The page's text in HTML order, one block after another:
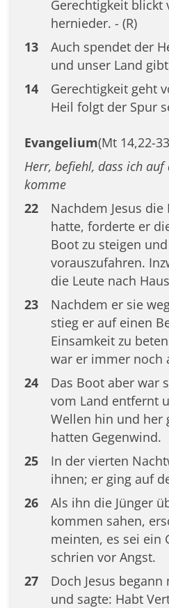
Gerechtigkeit blickt
hernieder. - (R)
13
Auch spendet der
und unser Land
14
Gerechtigkeit geht
Heil folgt der Spur
Evangelium(Mt 14,22-
Herr, befiehl, dass ich
komme
22
Nachdem Jesus
hatte, forderte er
Boot zu steigen
vorauszufahren.
die Leute nach
23
Nachdem er sie
stieg er auf einen
Einsamkeit zu
war er immer noch
24
Das Boot aber war
vom Land entfernt
Wellen hin und her
hatten Gegenwind.
25
In der vierten
ihnen; er ging auf
26
Als ihn die Jünger
kommen sahen,
meinten, es sei ein
schrien vor Angst.
27
Doch Jesus
und sagte: Habt